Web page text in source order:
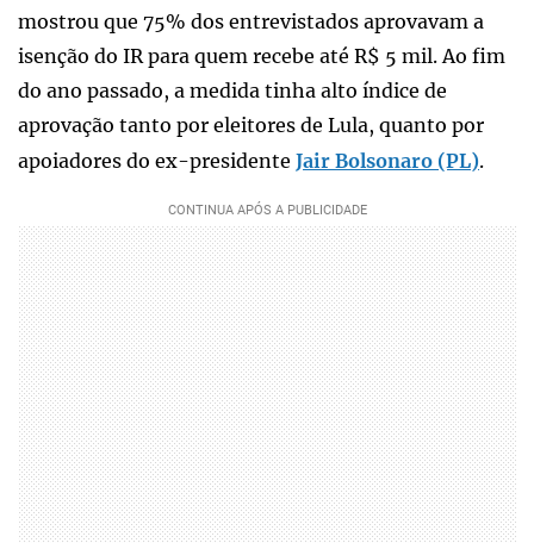
mostrou que 75% dos entrevistados aprovavam a
isenção do IR para quem recebe até R$ 5 mil. Ao fim
do ano passado, a medida tinha alto índice de
aprovação tanto por eleitores de Lula, quanto por
apoiadores do ex-presidente Jair Bolsonaro (PL).